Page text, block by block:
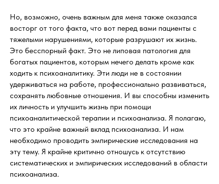
Но, возможно, очень важным для меня также оказался
восторг от того факта, что вот перед вами пациенты с
тяжелыми нарушениями, которые разрушают их жизнь.
Это бесспорный факт. Это не липовая патология для
богатых пациентов, которым нечего делать кроме как
ходить к психоаналитику. Эти люди не в состоянии
удерживаться на работе, профессионально развиваться,
сохранять любовные отношения. И вы способны изменить
их личность и улучшить жизнь при помощи
психоаналитической терапии и психоанализа. Я полагаю,
что это крайне важный вклад психоанализа. И нам
необходимо проводить эмпирические исследования на
эту тему. Я крайне критично отношусь к отсутствию
систематических и эмпирических исследований в области
психоанализа.